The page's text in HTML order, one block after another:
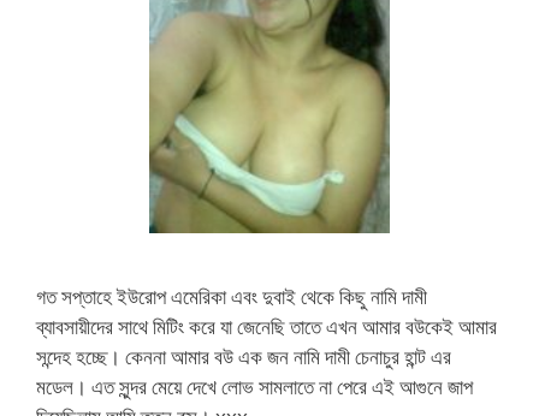
গত সপ্তাহে ইউরোপ এমেরিকা এবং দুবাই থেকে কিছু নামি দামী
ব্যাবসায়ীদের সাথে মিটিং করে যা জেনেছি তাতে এখন আমার বউকেই আমার
সন্দেহ হচ্ছে। কেননা আমার বউ এক জন নামি দামী চেনাচুর হান্ট এর
মডেল। এত সুন্দর মেয়ে দেখে লোভ সামলাতে না পেরে এই আগুনে জাপ